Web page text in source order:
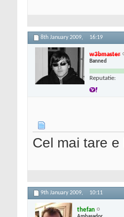
8th January 2009, 16:19
w3bmaster
Banned
Reputatie:
Cel mai tare e
9th January 2009, 10:11
thefan